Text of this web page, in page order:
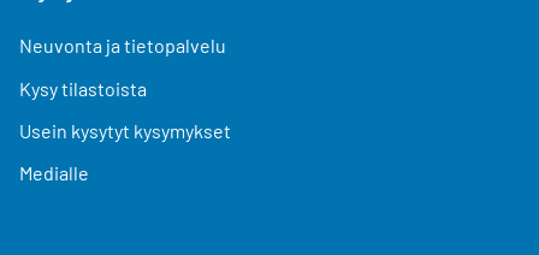
Neuvonta ja tietopalvelu
Kysy tilastoista
Usein kysytyt kysymykset
Medialle